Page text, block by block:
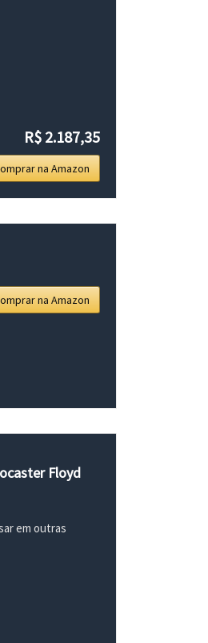
R$ 2.187,35
na Amazon
na Amazon
Floyd
em outras